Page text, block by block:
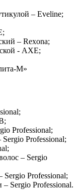
– Eveline;
– Rexona;
- AXE;
М»
Professional;
Professional;
– Sergio
Sergio Professional;
Sergio Professional.